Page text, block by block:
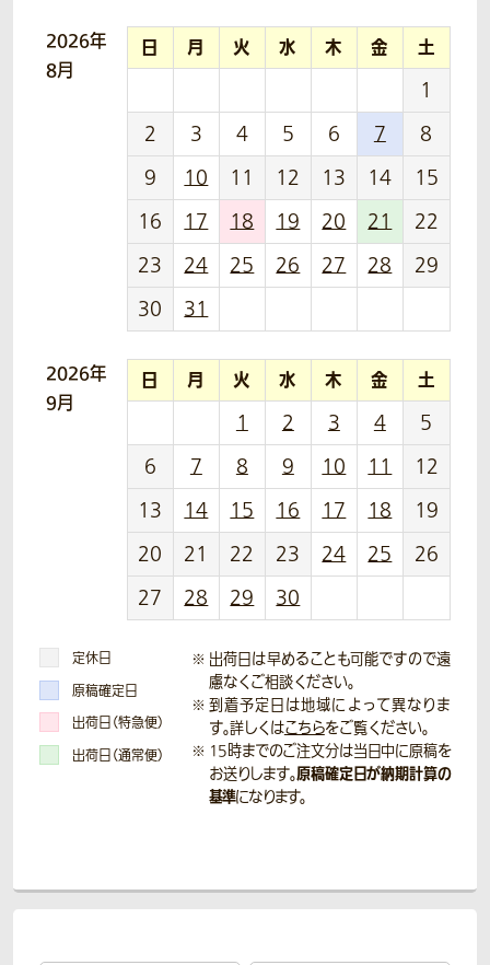
2026年
8月
日 月 火 水 木 金 土
1
2
3 4 5 6 7
8
9
10 11 12 13 14
15
16
17 18 19 20 21
22
23
24 25 26 27 28
29
30
31
2026年
9月
日 月 火 水 木 金 土
1 2 3 4
5
6
7 8 9 10 11
12
13
14 15 16 17 18
19
20
21 22 23 24 25
26
27
28 29 30
定休日
原稿確定日
出荷日（特急便）
出荷日（通常便）
出荷日は早めることも可能ですので遠
慮なくご相談ください。
到着予定日は地域によって異なりま
す。詳しくはこちらをご覧ください。
15時までのご注文分は当日中に原稿を
お送りします。原稿確定日が納期計算の
基準になります。